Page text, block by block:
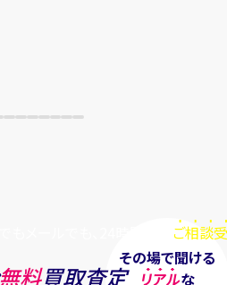
ご相談
その場で聞ける
リアルな
料買取査定